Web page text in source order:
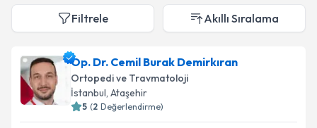
Filtrele Akıllı Sıralama
Op. Dr. Cemil Burak Demirkıran
Ortopedi ve Travmatoloji
İstanbul, Ataşehir
5 (2 Değerlendirme)